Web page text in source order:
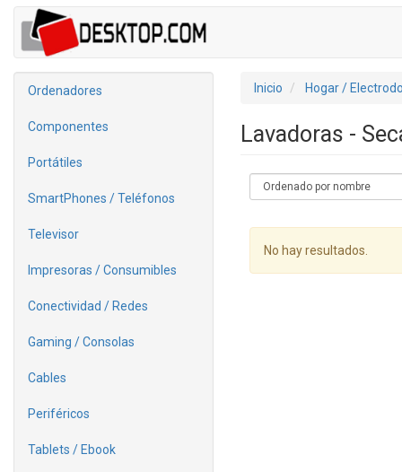
Ordenadores
Componentes
Portátiles
SmartPhones / Teléfonos
Televisor
Impresoras / Consumibles
Conectividad / Redes
Gaming / Consolas
Cables
Periféricos
Tablets / Ebook
Inicio Hogar /
Lavadoras -
No hay resultados.